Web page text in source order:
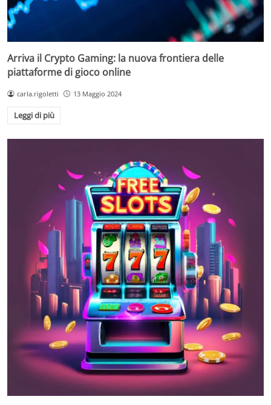
Arriva il Crypto Gaming: la nuova frontiera delle
piattaforme di gioco online
carla.rigoletti 13 Maggio 2024
Leggi di più